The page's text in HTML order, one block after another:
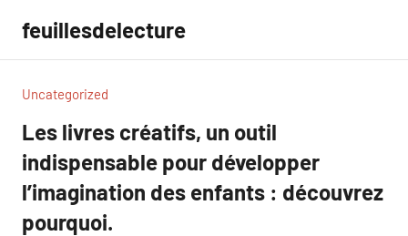
contenu
feuillesdelecture
Uncategorized
Les livres créatifs, un outil
indispensable pour développer
l’imagination des enfants : découvrez
pourquoi.